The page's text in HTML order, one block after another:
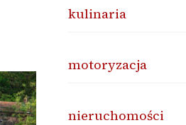
kulinaria
motoryzacja
nieruchomości